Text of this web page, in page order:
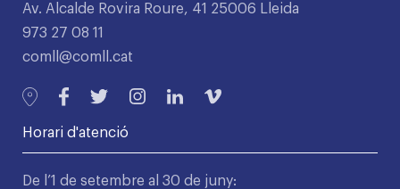
Av. Alcalde Rovira Roure, 41 25006 Lleida
973 27 08 11
comll@comll.cat
Horari d'atenció
De l’1 de setembre al 30 de juny: